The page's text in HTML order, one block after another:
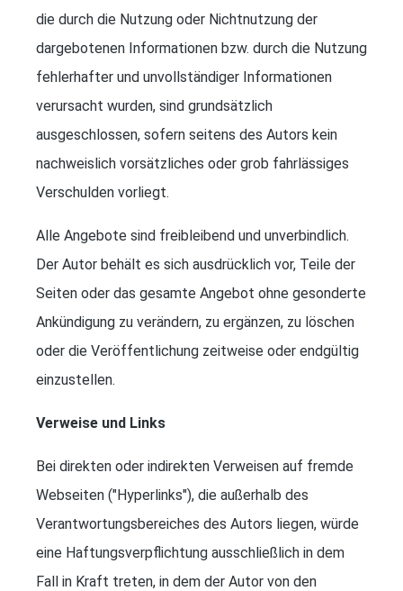
die durch die Nutzung oder Nichtnutzung der
dargebotenen Informationen bzw. durch die Nutzung
fehlerhafter und unvollständiger Informationen
verursacht wurden, sind grundsätzlich
ausgeschlossen, sofern seitens des Autors kein
nachweislich vorsätzliches oder grob fahrlässiges
Verschulden vorliegt.
Alle Angebote sind freibleibend und unverbindlich.
Der Autor behält es sich ausdrücklich vor, Teile der
Seiten oder das gesamte Angebot ohne gesonderte
Ankündigung zu verändern, zu ergänzen, zu löschen
oder die Veröffentlichung zeitweise oder endgültig
einzustellen.
Verweise und Links
Bei direkten oder indirekten Verweisen auf fremde
Webseiten ("Hyperlinks"), die außerhalb des
Verantwortungsbereiches des Autors liegen, würde
eine Haftungsverpflichtung ausschließlich in dem
Fall in Kraft treten, in dem der Autor von den